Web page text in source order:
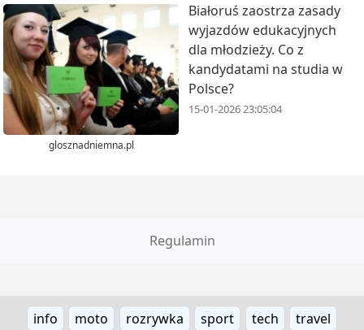
glosznadniemna.pl
Białoruś zaostrza zasady
wyjazdów edukacyjnych
dla młodzieży. Co z
kandydatami na studia w
Polsce?
15-01-2026 23:05:04
Regulamin
info moto rozrywka sport tech travel